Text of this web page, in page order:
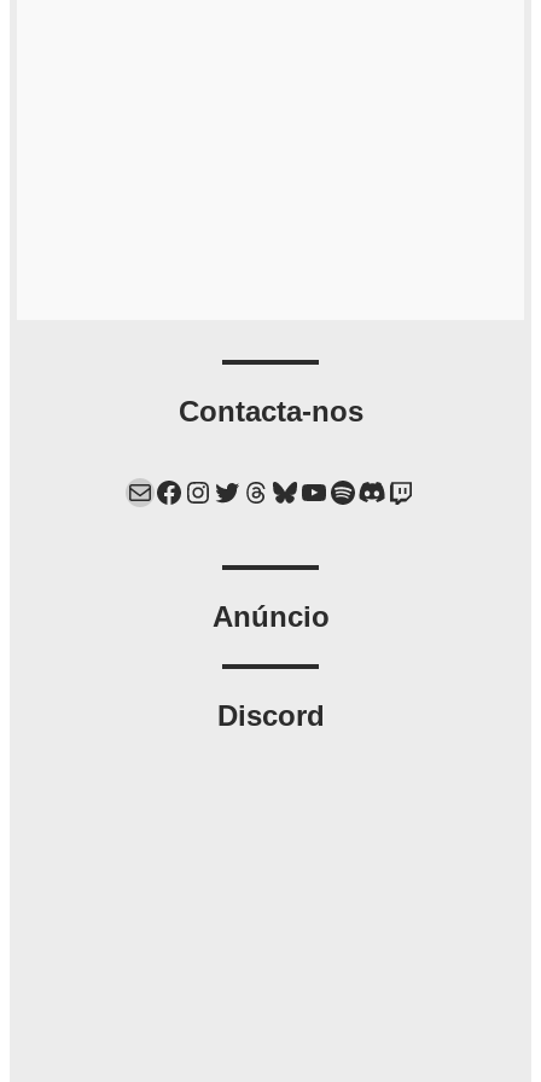
Contacta-nos
Mail Facebook Instagram Twitter Threads Bluesky YouTube Spotify Discord Twitch
Anúncio
Discord